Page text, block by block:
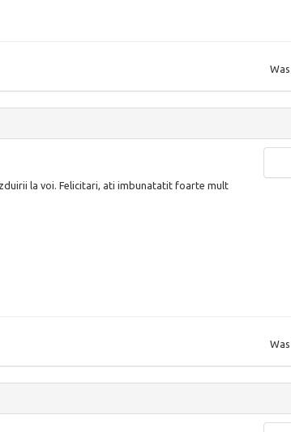
la voi. Felicitari, ati imbunatatit foarte mult